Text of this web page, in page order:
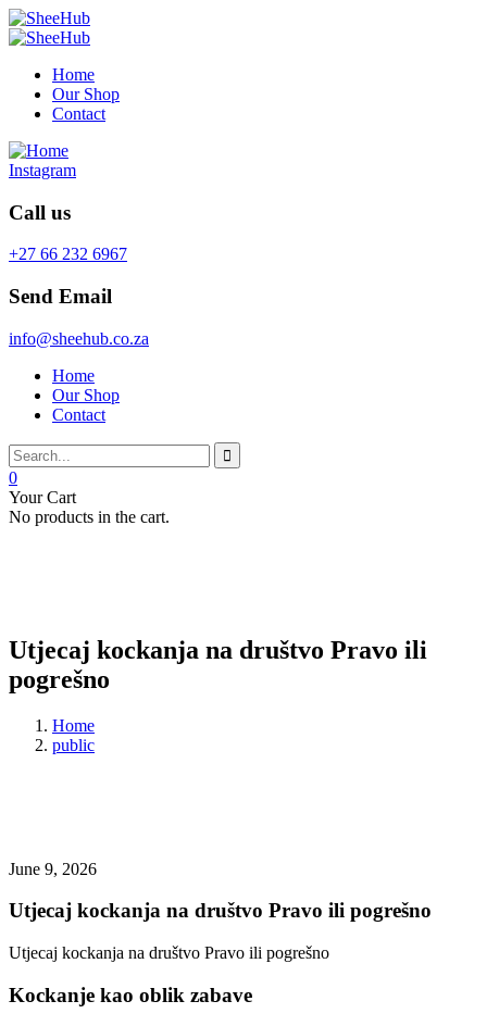
Home
Our Shop
Contact
Instagram
Call us
+27 66 232 6967
Send Email
info@sheehub.co.za
Home
Our Shop
Contact
0
Your Cart
No products in the cart.
Utjecaj kockanja na društvo Pravo ili
pogrešno
Home
public
June 9, 2026
Utjecaj kockanja na društvo Pravo ili pogrešno
Utjecaj kockanja na društvo Pravo ili pogrešno
Kockanje kao oblik zabave